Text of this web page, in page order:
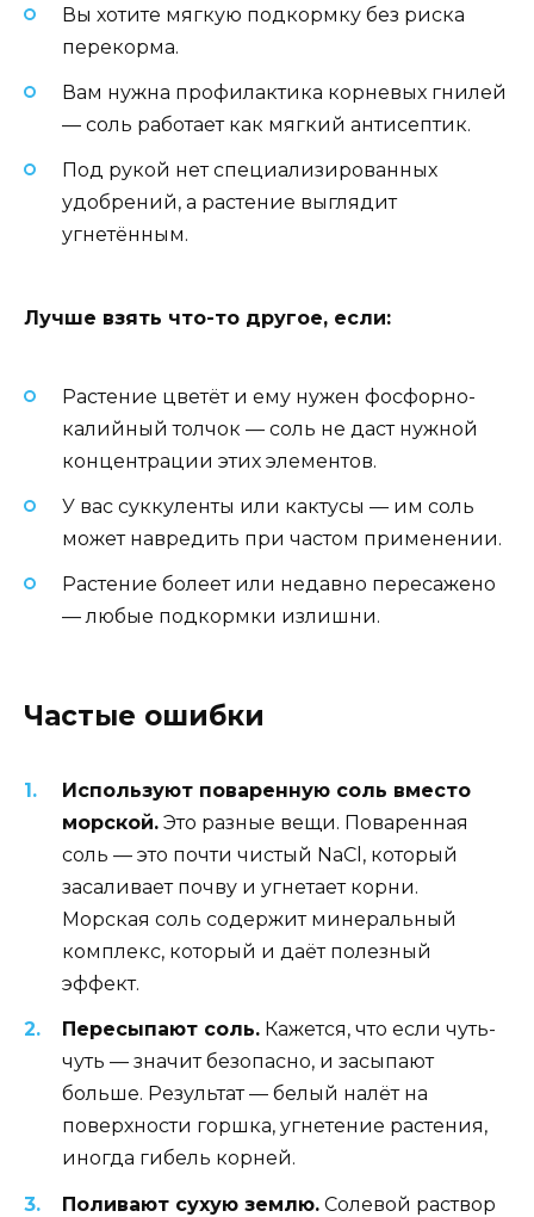
Вы хотите мягкую подкормку без риска
перекорма.
Вам нужна профилактика корневых гнилей
— соль работает как мягкий антисептик.
Под рукой нет специализированных
удобрений, а растение выглядит
угнетённым.
Лучше взять что-то другое, если:
Растение цветёт и ему нужен фосфорно-
калийный толчок — соль не даст нужной
концентрации этих элементов.
У вас суккуленты или кактусы — им соль
может навредить при частом применении.
Растение болеет или недавно пересажено
— любые подкормки излишни.
Частые ошибки
Используют поваренную соль вместо
морской. Это разные вещи. Поваренная
соль — это почти чистый NaCl, который
засаливает почву и угнетает корни.
Морская соль содержит минеральный
комплекс, который и даёт полезный
эффект.
Пересыпают соль. Кажется, что если чуть-
чуть — значит безопасно, и засыпают
больше. Результат — белый налёт на
поверхности горшка, угнетение растения,
иногда гибель корней.
Поливают сухую землю. Солевой раствор